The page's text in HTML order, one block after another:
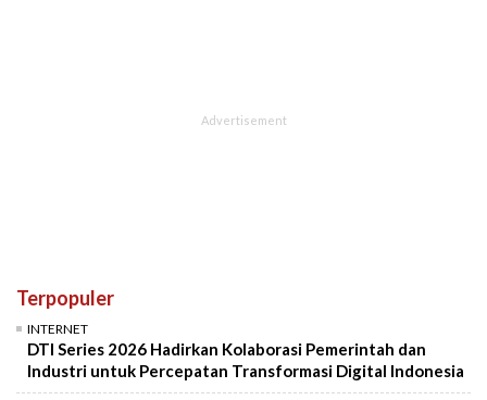
Terpopuler
INTERNET
DTI Series 2026 Hadirkan Kolaborasi Pemerintah dan
Industri untuk Percepatan Transformasi Digital Indonesia